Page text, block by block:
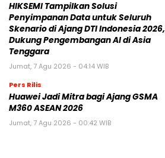
HIKSEMI Tampilkan Solusi
Penyimpanan Data untuk Seluruh
Skenario di Ajang DTI Indonesia 2026,
Dukung Pengembangan AI di Asia
Tenggara
Jumat, 7 Agu 2026 - 04:14 WIB
Pers Rilis
Huawei Jadi Mitra bagi Ajang GSMA
M360 ASEAN 2026
Jumat, 7 Agu 2026 - 00:42 WIB